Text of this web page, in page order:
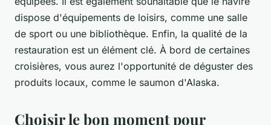
dispose d'équipements de loisirs, comme une salle
de sport ou une bibliothèque. Enfin, la qualité de la
restauration est un élément clé. À bord de certaines
croisières, vous aurez l'opportunité de déguster des
produits locaux, comme le saumon d'Alaska.
Choisir le bon moment pour